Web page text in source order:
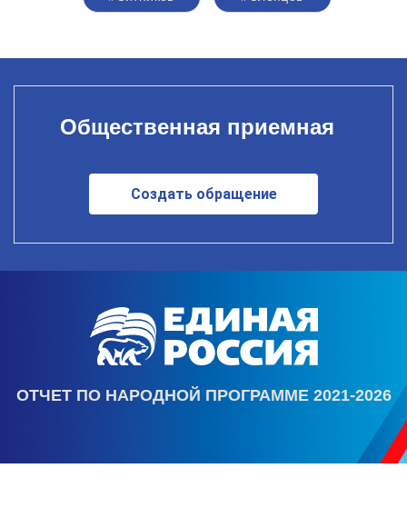
Общественная приемная
Создать обращение
ОТЧЕТ ПО НАРОДНОЙ ПРОГРАММЕ 2021-2026